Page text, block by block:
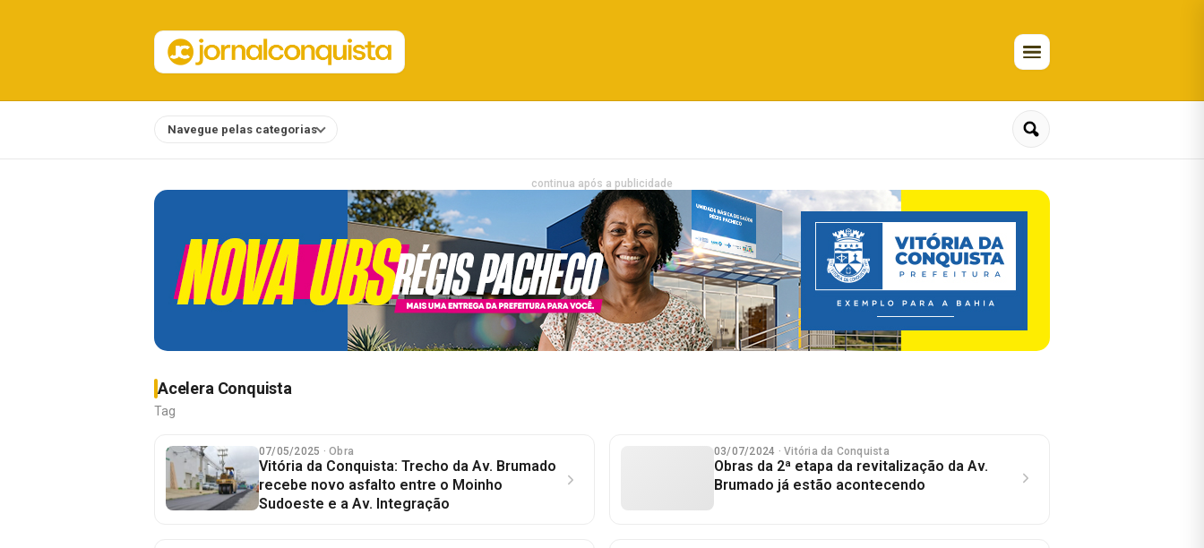
Navegue pelas categorias
continua após a publicidade
Acelera Conquista
Tag
07/05/2025 · Obra
Vitória da Conquista: Trecho da Av. Brumado
recebe novo asfalto entre o Moinho
Sudoeste e a Av. Integração
03/07/2024 · Vitória da Conquista
Obras da 2ª etapa da revitalização da Av.
Brumado já estão acontecendo